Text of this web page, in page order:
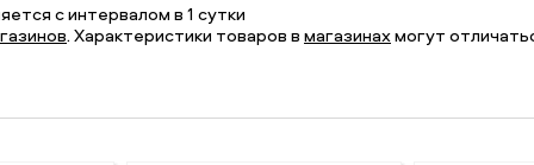
с интервалом в 1 сутки
. Характеристики товаров вмагазинахмогут